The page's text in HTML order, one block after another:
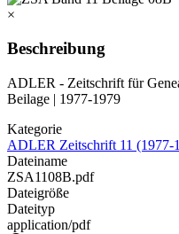
×
Beschreibung
ADLER - Zeitschrift für
Beilage | 1977-1979
Kategorie
ADLER Zeitschrift 11 (1977-
Dateiname
ZSA1108B.pdf
Dateigröße
Dateityp
application/pdf